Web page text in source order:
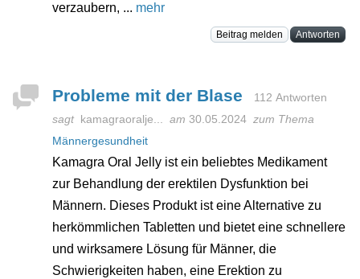
verzaubern, ... mehr
Beitrag melden Antworten
Probleme mit der Blase
112 Antworten
sagt kamagraoralje... am 30.05.2024 zum Thema
Männergesundheit
Kamagra Oral Jelly ist ein beliebtes Medikament
zur Behandlung der erektilen Dysfunktion bei
Männern. Dieses Produkt ist eine Alternative zu
herkömmlichen Tabletten und bietet eine schnellere
und wirksamere Lösung für Männer, die
Schwierigkeiten haben, eine Erektion zu